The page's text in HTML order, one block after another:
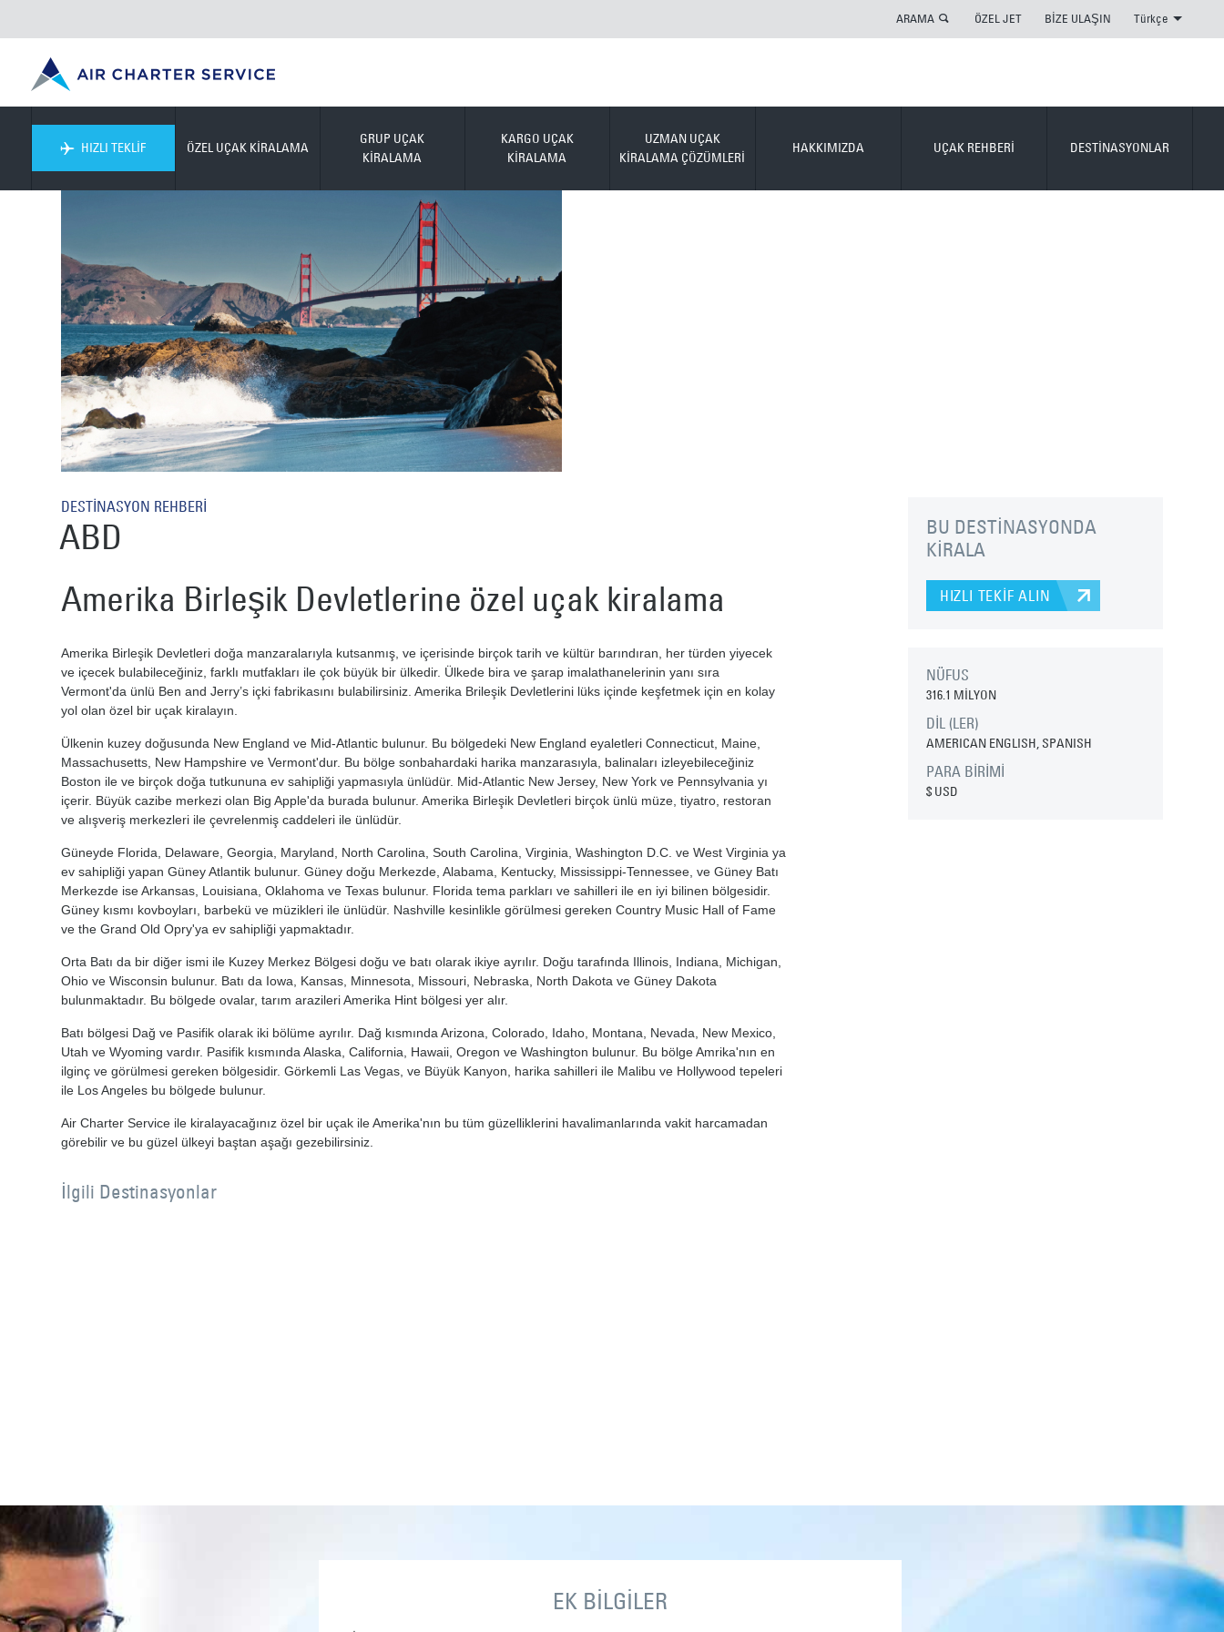
ARAMA ÖZEL JET BİZE ULAŞIN Türkçe
HIZLI TEKLİF ÖZEL UÇAK KİRALAMA
GRUP UÇAK
KİRALAMA
KARGO UÇAK
KİRALAMA
UZMAN UÇAK
KİRALAMA ÇÖZÜMLERİ
HAKKIMIZDA UÇAK REHBERİ DESTİNASYONLAR
DESTİNASYON REHBERİ
ABD
Amerika Birleşik Devletlerine özel uçak kiralama
Amerika Birleşik Devletleri doğa manzaralarıyla kutsanmış, ve içerisinde birçok tarih ve kültür barındıran, her türden yiyecek
ve içecek bulabileceğiniz, farklı mutfakları ile çok büyük bir ülkedir. Ülkede bira ve şarap imalathanelerinin yanı sıra
Vermont'da ünlü Ben and Jerry’s içki fabrikasını bulabilirsiniz. Amerika Brileşik Devletlerini lüks içinde keşfetmek için en kolay
yol olan özel bir uçak kiralayın.
Ülkenin kuzey doğusunda New England ve Mid-Atlantic bulunur. Bu bölgedeki New England eyaletleri Connecticut, Maine,
Massachusetts, New Hampshire ve Vermont'dur. Bu bölge sonbahardaki harika manzarasıyla, balinaları izleyebileceğiniz
Boston ile ve birçok doğa tutkununa ev sahipliği yapmasıyla ünlüdür. Mid-Atlantic New Jersey, New York ve Pennsylvania yı
içerir. Büyük cazibe merkezi olan Big Apple'da burada bulunur. Amerika Birleşik Devletleri birçok ünlü müze, tiyatro, restoran
ve alışveriş merkezleri ile çevrelenmiş caddeleri ile ünlüdür.
Güneyde Florida, Delaware, Georgia, Maryland, North Carolina, South Carolina, Virginia, Washington D.C. ve West Virginia ya
ev sahipliği yapan Güney Atlantik bulunur. Güney doğu Merkezde, Alabama, Kentucky, Mississippi-Tennessee, ve Güney Batı
Merkezde ise Arkansas, Louisiana, Oklahoma ve Texas bulunur. Florida tema parkları ve sahilleri ile en iyi bilinen bölgesidir.
Güney kısmı kovboyları, barbekü ve müzikleri ile ünlüdür. Nashville kesinlikle görülmesi gereken Country Music Hall of Fame
ve the Grand Old Opry'ya ev sahipliği yapmaktadır.
Orta Batı da bir diğer ismi ile Kuzey Merkez Bölgesi doğu ve batı olarak ikiye ayrılır. Doğu tarafında Illinois, Indiana, Michigan,
Ohio ve Wisconsin bulunur. Batı da Iowa, Kansas, Minnesota, Missouri, Nebraska, North Dakota ve Güney Dakota
bulunmaktadır. Bu bölgede ovalar, tarım arazileri Amerika Hint bölgesi yer alır.
Batı bölgesi Dağ ve Pasifik olarak iki bölüme ayrılır. Dağ kısmında Arizona, Colorado, Idaho, Montana, Nevada, New Mexico,
Utah ve Wyoming vardır. Pasifik kısmında Alaska, California, Hawaii, Oregon ve Washington bulunur. Bu bölge Amrika'nın en
ilginç ve görülmesi gereken bölgesidir. Görkemli Las Vegas, ve Büyük Kanyon, harika sahilleri ile Malibu ve Hollywood tepeleri
ile Los Angeles bu bölgede bulunur.
Air Charter Service ile kiralayacağınız özel bir uçak ile Amerika'nın bu tüm güzelliklerini havalimanlarında vakit harcamadan
görebilir ve bu güzel ülkeyi baştan aşağı gezebilirsiniz.
İlgili Destinasyonlar
BU DESTİNASYONDA
KİRALA
HIZLI TEKİF ALIN
NÜFUS
316.1 MİLYON
DİL (LER)
AMERICAN ENGLISH, SPANISH
PARA BİRİMİ
$ USD
EK BİLGİLER